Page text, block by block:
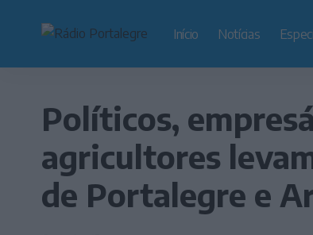
Início Notícias
Políticos,
agricultores
de Portalegre e